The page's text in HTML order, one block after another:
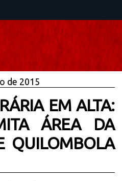
de 2015
EM ALTA:
ÁREA DA
QUILOMBOLA